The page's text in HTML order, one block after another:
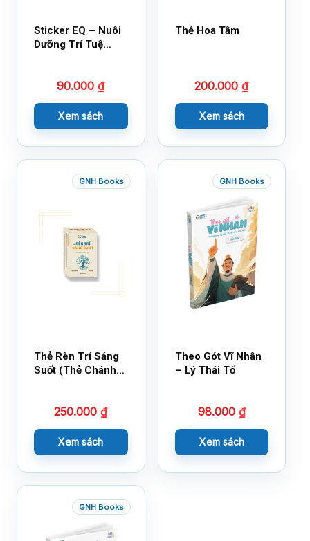
Sticker EQ – Nuôi
Dưỡng Trí Tuệ
Cùng 150 Sticker
90.000₫
Xem sách
Thẻ Hoa Tâm
200.000₫
Xem sách
GNH Books
Thẻ Rèn Trí Sáng
Suốt (Thẻ Chánh
250.000₫
Xem sách
GNH Books
Theo Gót Vĩ Nhân
– Lý Thái Tổ
98.000 ₫
Xem sách
GNH Books